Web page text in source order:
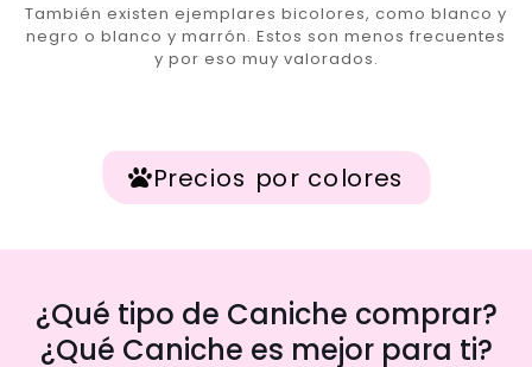
También existen ejemplares bicolores, como blanco y
negro o blanco y marrón. Estos son menos frecuentes
y por eso muy valorados.
Precios por colores
¿Qué tipo de Caniche comprar?
¿Qué Caniche es mejor para ti?